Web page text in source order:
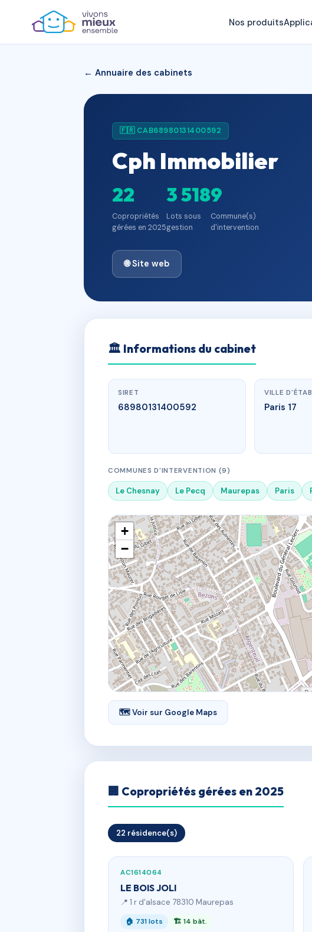
Nos produits
← Annuaire des cabinets
🇫🇷 CAB68980131400592
Cph Immobilier
22
Copropriétés
gérées en 2025
3 518
Lots sous
gestion
9
Commune(s)
d'intervention
🌐 Site web
🏛 Informations du cabinet
SIRET
68980131400592
VILLE
Paris 17
COMMUNES D'INTERVENTION (9)
Le Chesnay Le Pecq Maurepas Paris
+
−
🗺 Voir sur Google Maps
🏢 Copropriétés gérées en 2025
22 résidence(s)
AC1614064
LE BOIS JOLI
📍 1 r d'alsace 78310 Maurepas
🏠 731 lots 🏗 14 bât.